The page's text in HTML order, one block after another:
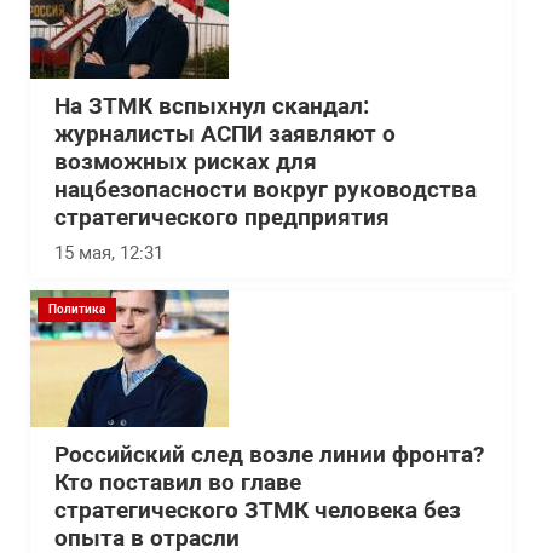
На ЗТМК вспыхнул скандал:
журналисты АСПИ заявляют о
возможных рисках для
нацбезопасности вокруг руководства
стратегического предприятия
15 мая, 12:31
Политика
Российский след возле линии фронта?
Кто поставил во главе
стратегического ЗТМК человека без
опыта в отрасли